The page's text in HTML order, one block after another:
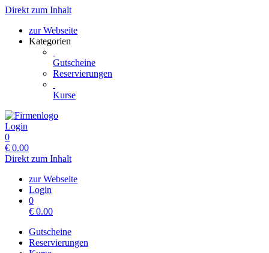
Direkt zum Inhalt
zur Webseite
Kategorien
Gutscheine
Reservierungen
Kurse
Login
0
€ 0.00
Direkt zum Inhalt
zur Webseite
Login
0
€ 0.00
Gutscheine
Reservierungen